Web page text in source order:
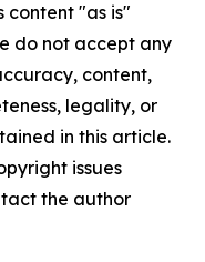
content "as is"
do not accept any
content,
legality, or
in this article.
issues
the author